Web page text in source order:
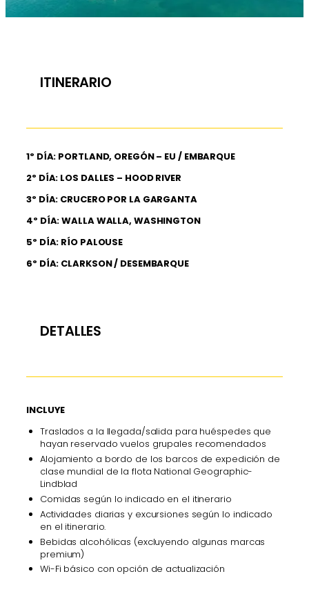
ITINERARIO
1º DÍA: PORTLAND, OREGÓN – EU / EMBARQUE
2º DÍA: LOS DALLES – HOOD RIVER
3º DÍA: CRUCERO POR LA GARGANTA
4º DÍA: WALLA WALLA, WASHINGTON
5º DÍA: RÍO PALOUSE
6º DÍA: CLARKSON / DESEMBARQUE
DETALLES
INCLUYE
Traslados a la llegada/salida para huéspedes que
hayan reservado vuelos grupales recomendados
Alojamiento a bordo de los barcos de expedición de
clase mundial de la flota National Geographic-
Lindblad
Comidas según lo indicado en el itinerario
Actividades diarias y excursiones según lo indicado
en el itinerario.
Bebidas alcohólicas (excluyendo algunas marcas
premium)
Wi-Fi básico con opción de actualización